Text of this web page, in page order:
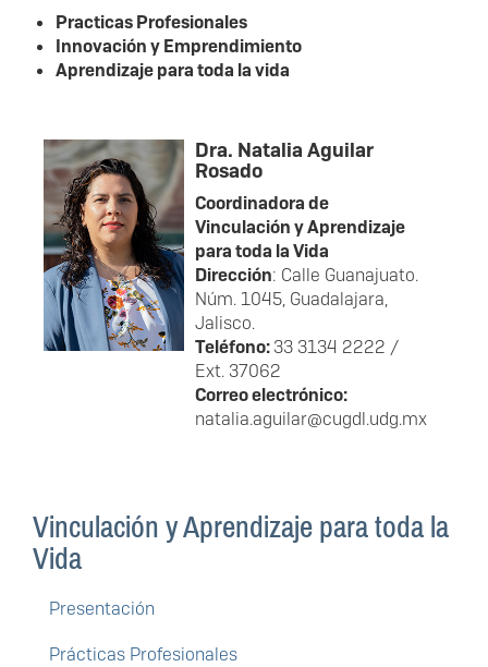
Practicas Profesionales
Innovación y Emprendimiento
Aprendizaje para toda la vida
Dra. Natalia Aguilar
Rosado
Coordinadora de
Vinculación y Aprendizaje
para toda la Vida
Dirección: Calle Guanajuato.
Núm. 1045, Guadalajara,
Jalisco.
Teléfono:33 3134 2222 /
Ext. 37062
Correo electrónico:
natalia.aguilar@cugdl.udg.mx
Vinculación y Aprendizaje para toda la
Vida
Presentación
Prácticas Profesionales